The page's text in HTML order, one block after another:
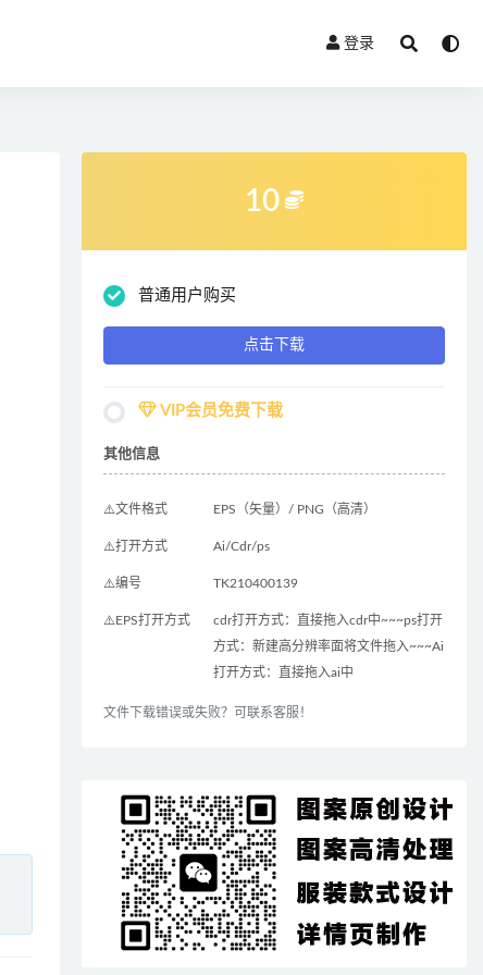
登录
10
普通用户购买
点击下载
VIP会员免费下载
其他信息
⚠️文件格式 EPS（矢量）/ PNG（高清）
⚠️打开方式 Ai/Cdr/ps
⚠️编号 TK210400139
⚠️EPS打开方式
cdr打开方式：直接拖入cdr中~~~ps打开
方式：新建高分辨率面将文件拖入~~~Ai
打开方式：直接拖入ai中
文件下载错误或失败？可联系客服！